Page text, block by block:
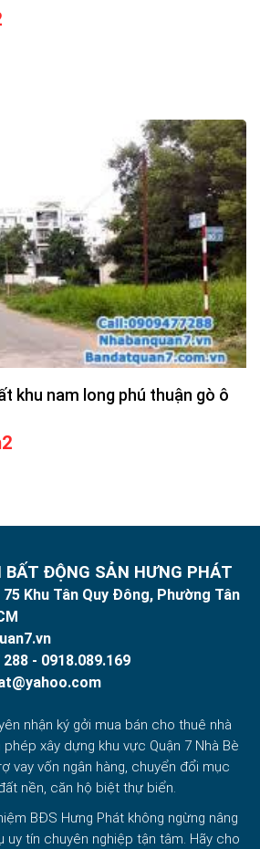
BẤT ĐỘNG SẢN HƯNG PHÁT
Khu Tân Quy Đông, Phường Tân
288 - 0918.089.169
nhận ký gởi mua bán cho thuê nhà
xây dựng khu vực Quận 7 Nhà Bè
vay vốn ngân hàng, chuyển đổi mục
nền, căn hộ biệt thự biển.
BĐS Hưng Phát không ngừng nâng
uy tín chuyên nghiệp tận tâm. Hãy cho